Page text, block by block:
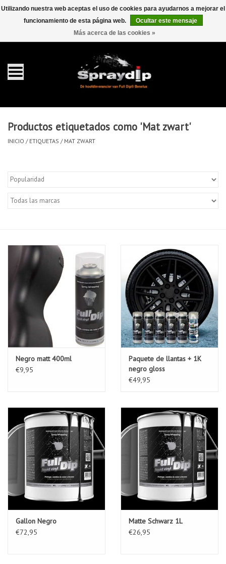
0 Artículos - €0,00
galón 4 liter
Spray 400ml
Completa dip sets
accesorios Dippen
Productos etiquetados como 'Mat zwart'
INICIO / ETIQUETAS / MAT ZWART
Negro matt 400ml
€9,95
Paquete de llantas + 1K
negro gloss
€49,95
Gallon Negro
€72,95
Matte Schwarz 1L
€26,95
Utilizando nuestra web aceptas el uso de cookies para ayudarnos a mejorar el
funcionamiento de esta página web.
Ocultar este mensaje
Más acerca de las cookies »